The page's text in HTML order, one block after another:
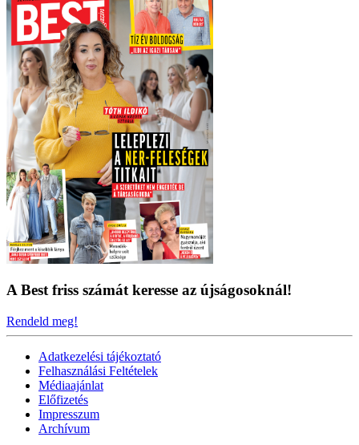
A Best friss számát keresse az újságosoknál!
Rendeld meg!
Adatkezelési tájékoztató
Felhasználási Feltételek
Médiaajánlat
Előfizetés
Impresszum
Archívum